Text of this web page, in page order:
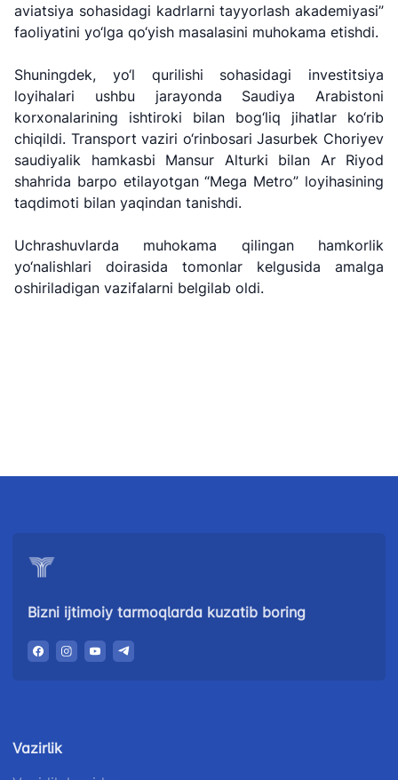
"Uzbekistan
Airways" AJ
Ishonch telefon
raqami
+998 (78) 140-
"O'zbekiston
temir yo'llari"
AJ
Ishonch telefon
raqami
99-98
"Uzbekistan
Airports" AJ
Ishonch telefon
raqami
"Toshshahartransxizmat"
"O'zavtovokzal
87-02
Avtomobil
+998 (71) 207-
aviatsiya sohasidagi kadrlarni tayyorlash akademiyasi”
faoliyatini yo‘lga qo‘yish masalasini muhokama etishdi.
Shuningdek, yo‘l qurilishi sohasidagi investitsiya
loyihalari ushbu jarayonda Saudiya Arabistoni
korxonalarining ishtiroki bilan bog‘liq jihatlar ko‘rib
chiqildi. Transport vaziri o‘rinbosari Jasurbek Choriyev
saudiyalik hamkasbi Mansur Alturki bilan Ar Riyod
shahrida barpo etilayotgan “Mega Metro” loyihasining
taqdimoti bilan yaqindan tanishdi.
Uchrashuvlarda muhokama qilingan hamkorlik
yo‘nalishlari doirasida tomonlar kelgusida amalga
oshiriladigan vazifalarni belgilab oldi.
Bizni ijtimoiy tarmoqlarda kuzatib boring
Vazirlik